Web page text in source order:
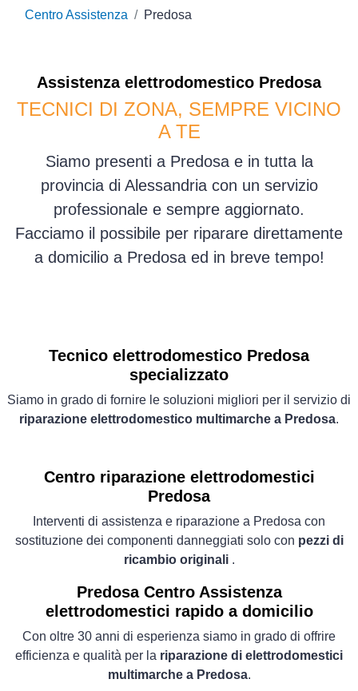
Centro Assistenza Predosa
Assistenza elettrodomestico Predosa
TECNICI DI ZONA, SEMPRE VICINO
A TE
Siamo presenti a Predosa e in tutta la
provincia di Alessandria con un servizio
professionale e sempre aggiornato.
Facciamo il possibile per riparare direttamente
a domicilio a Predosa ed in breve tempo!
Tecnico elettrodomestico Predosa
specializzato
Siamo in grado di fornire le soluzioni migliori per il servizio di
riparazione elettrodomestico multimarche a Predosa.
Centro riparazione elettrodomestici
Predosa
Interventi di assistenza e riparazione a Predosa con
sostituzione dei componenti danneggiati solo con pezzi di
ricambio originali .
Predosa Centro Assistenza
elettrodomestici rapido a domicilio
Con oltre 30 anni di esperienza siamo in grado di offrire
efficienza e qualità per la riparazione di elettrodomestici
multimarche a Predosa.